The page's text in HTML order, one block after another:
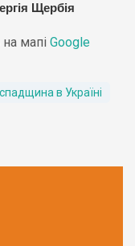
Щербія
мапі Google
в Україні